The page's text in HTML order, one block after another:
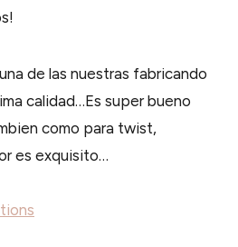
de las nuestras fabricando
calidad…Es super bueno
como para twist,
es exquisito…